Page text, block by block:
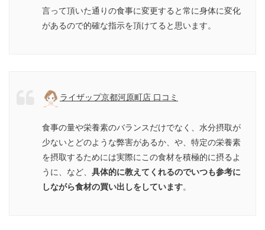
言って頂いた通りの食事に変更すると常に身体に変化
があるので的確な指示を頂けてると思います。
ライザップ京都河原町店 口コミ
食事の量や栄養素のバランスだけでなく、水分摂取が
少ないとどのような弊害があるか、や、特定の栄養素
を摂取するためには実際にこの食材を積極的に摂るよ
うに、など、 具体的に教えてくれるのでいつも参考に
しながら食材の買い出しをしています。